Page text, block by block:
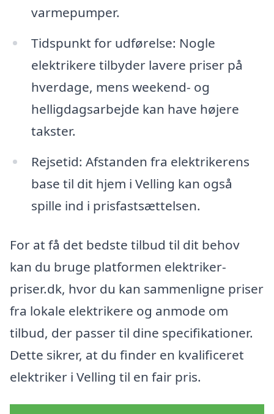
varmepumper.
Tidspunkt for udførelse: Nogle
elektrikere tilbyder lavere priser på
hverdage, mens weekend- og
helligdagsarbejde kan have højere
takster.
Rejsetid: Afstanden fra elektrikerens
base til dit hjem i Velling kan også
spille ind i prisfastsættelsen.
For at få det bedste tilbud til dit behov
kan du bruge platformen elektriker-
priser.dk, hvor du kan sammenligne priser
fra lokale elektrikere og anmode om
tilbud, der passer til dine specifikationer.
Dette sikrer, at du finder en kvalificeret
elektriker i Velling til en fair pris.